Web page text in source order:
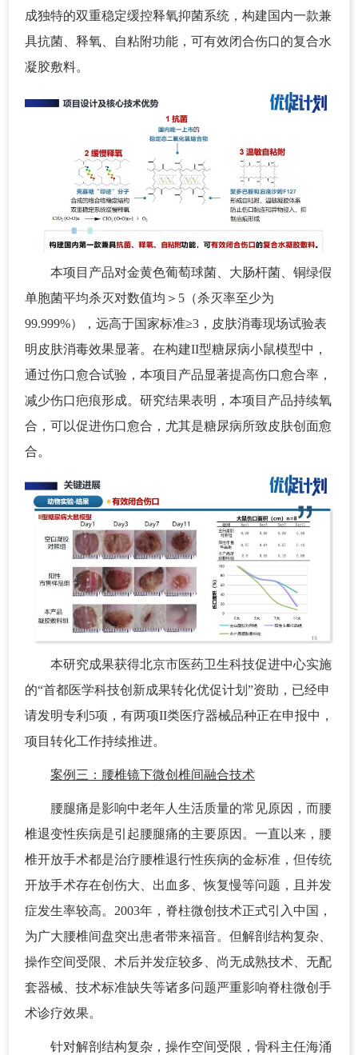
成独特的双重稳定缓控释氧抑菌系统，构建国内一款兼
具抗菌、释氧、自粘附功能，可有效闭合伤口的复合水
凝胶敷料。
本项目产品对金黄色葡萄球菌、大肠杆菌、铜绿假
单胞菌平均杀灭对数值均＞5（杀灭率至少为
99.999%），远高于国家标准≥3，皮肤消毒现场试验表
明皮肤消毒效果显著。在构建II型糖尿病小鼠模型中，
通过伤口愈合试验，本项目产品显著提高伤口愈合率，
减少伤口疤痕形成。研究结果表明，本项目产品持续氧
合，可以促进伤口愈合，尤其是糖尿病所致皮肤创面愈
合。
本研究成果获得北京市医药卫生科技促进中心实施
的“首都医学科技创新成果转化优促计划”资助，已经申
请发明专利5项，有两项II类医疗器械品种正在申报中，
项目转化工作持续推进。
案例三：腰椎镜下微创椎间融合技术
腰腿痛是影响中老年人生活质量的常见原因，而腰
椎退变性疾病是引起腰腿痛的主要原因。一直以来，腰
椎开放手术都是治疗腰椎退行性疾病的金标准，但传统
开放手术存在创伤大、出血多、恢复慢等问题，且并发
症发生率较高。2003年，脊柱微创技术正式引入中国，
为广大腰椎间盘突出患者带来福音。但解剖结构复杂、
操作空间受限、术后并发症较多、尚无成熟技术、无配
套器械、技术标准缺失等诸多问题严重影响脊柱微创手
术诊疗效果。
针对解剖结构复杂，操作空间受限，骨科主任海涌